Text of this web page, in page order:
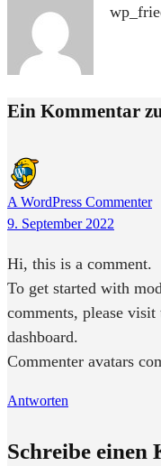
Ein Kommentar
A WordPress Commenter
9. September 2022
Hi, this is a comment.
To get started with
comments, please
dashboard.
Commenter avatars
Antworten
Schreibe einen